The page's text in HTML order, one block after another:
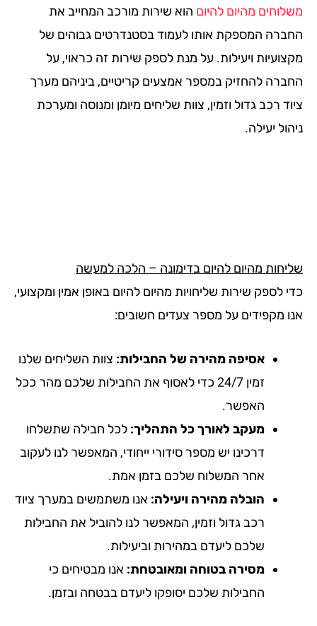
מהיום להיוםהוא שירות מורכב המחייב את
המספקת אותו לעמוד בסטנדרטים גבוהים של
ויעילות. על מנת לספק שירות זה כראוי, על
להחזיק במספר אמצעים קריטיים, ביניהם מערך
רכב גדול וזמין, צוות שליחים מיומן ומנוסה ומערכת
יעילה.
מהיום להיום בדימונה – הלכה למעשה
לספק שירות שליחויות מהיום להיום באופן אמין ומקצועי,
מקפידים על מספר צעדים חשובים:
אסיפה מהירה של החבילות:צוות השליחים שלנו
זמין 24/7 כדי לאסוף את החבילות שלכם מהר ככל
האפשר.
מעקב לאורך כל התהליך:לכל חבילה שתשלחו
דרכינו יש מספר סידורי ייחודי, המאפשר לנו לעקוב
אחר המשלוח שלכם בזמן אמת.
הובלה מהירה ויעילה:אנו משתמשים במערך ציוד
רכב גדול וזמין, המאפשר לנו להוביל את החבילות
שלכם ליעדם במהירות וביעילות.
מסירה בטוחה ומאובטחת:אנו מבטיחים כי
החבילות שלכם יסופקו ליעדם בבטחה ובזמן.